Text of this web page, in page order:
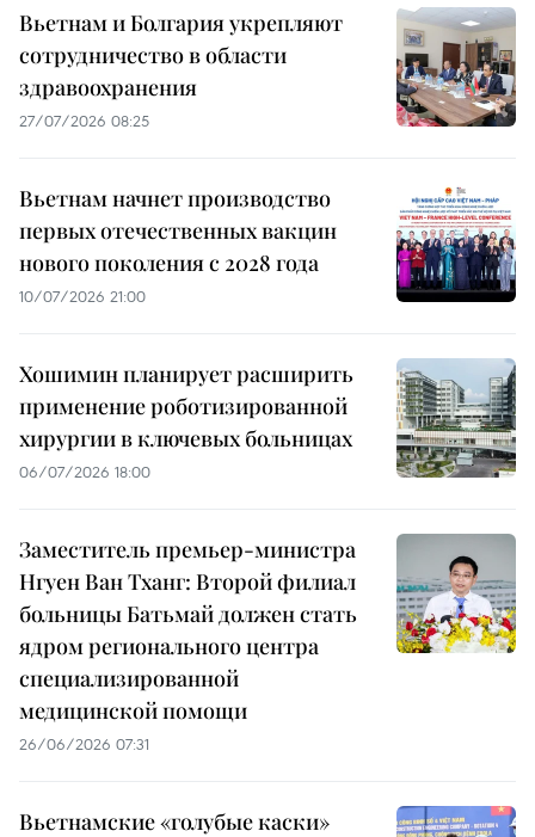
Вьетнам и Болгария укрепляют
сотрудничество в области
здравоохранения
27/07/2026 08:25
Вьетнам начнет производство
первых отечественных вакцин
нового поколения с 2028 года
10/07/2026 21:00
Хошимин планирует расширить
применение роботизированной
хирургии в ключевых больницах
06/07/2026 18:00
Заместитель премьер-министра
Нгуен Ван Тханг: Второй филиал
больницы Батьмай должен стать
ядром регионального центра
специализированной
медицинской помощи
26/06/2026 07:31
Вьетнамские «голубые каски»